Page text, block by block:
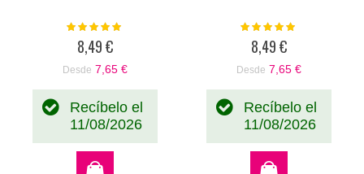
Valoración:
8,49 €
Desde 7,65 €
Recíbelo el
11/08/2026
Valoración:
8,49 €
Desde 7,65 €
Recíbelo el
11/08/2026